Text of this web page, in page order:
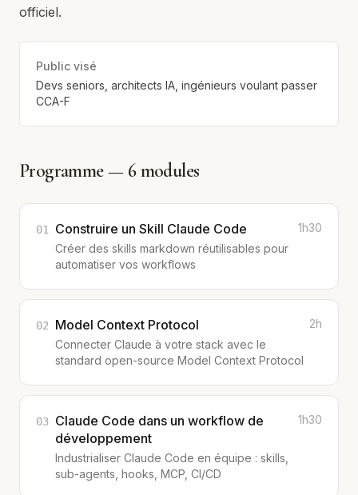
officiel.
Public visé
Devs seniors, architects IA, ingénieurs voulant passer
CCA-F
Programme — 6modules
01 Construire un Skill Claude Code
Créer des skills markdown réutilisables pour
automatiser vos workflows
1h30
02 Model Context Protocol
Connecter Claude à votre stack avec le
standard open-source Model Context Protocol
2h
03 Claude Code dans un workflow de
développement
Industrialiser Claude Code en équipe : skills,
sub-agents, hooks, MCP, CI/CD
1h30